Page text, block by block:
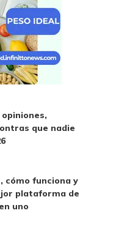
opiniones,
que nadie
cómo funciona y
plataforma de
uno